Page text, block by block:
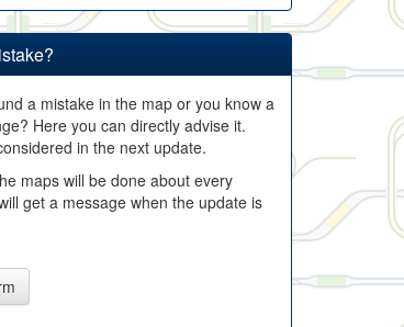
a mistake in the map or you know a
Here you can directly advise it.
in the next update.
maps will be done about every
get a message when the update is